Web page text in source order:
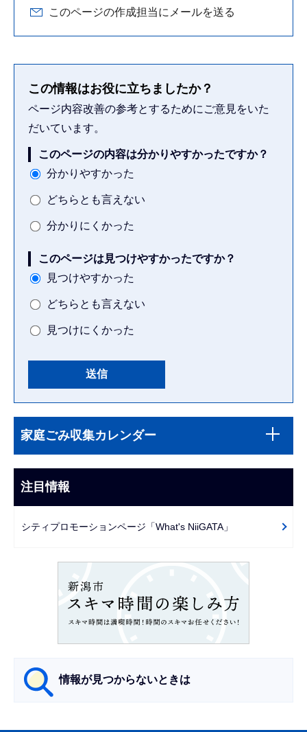
このページの作成担当にメールを送る
この情報はお役に立ちましたか？
ページ内容改善の参考とするためにご意見をいた
だいています。
このページの内容は分かりやすかったですか？
分かりやすかった
どちらとも言えない
分かりにくかった
このページは見つけやすかったですか？
見つけやすかった
どちらとも言えない
見つけにくかった
文
こ
ま
で
ビ
ー
家庭ごみ収集カレンダー
注目情報
シティプロモーションページ「What's NiiGATA」
情報が見つからないときは